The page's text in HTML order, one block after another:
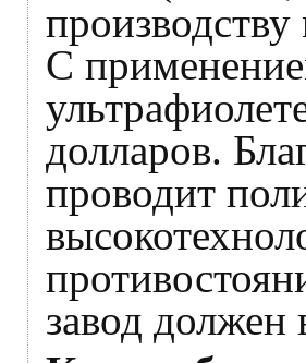
С
долларов.
проводит
завод